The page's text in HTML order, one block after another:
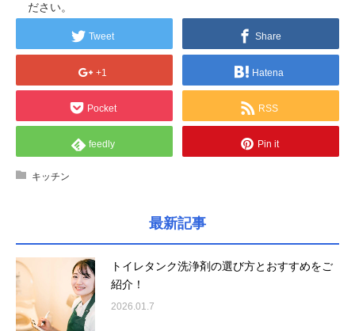
ださい。
Tweet Share
+1 Hatena
Pocket RSS
feedly Pin it
キッチン
最新記事
トイレタンク洗浄剤の選び方とおすすめをご
紹介！
2026.01.7